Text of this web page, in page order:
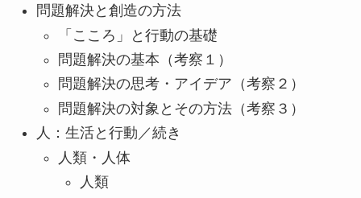
問題解決と創造の方法
「こころ」と行動の基礎
問題解決の基本（考察１）
問題解決の思考・アイデア（考察２）
問題解決の対象とその方法（考察３）
人：生活と行動／続き
人類・人体
人類